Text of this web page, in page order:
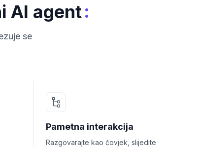
AI agent:
se
Pametna interakcija
Razgovarajte kao čovjek, slijedite